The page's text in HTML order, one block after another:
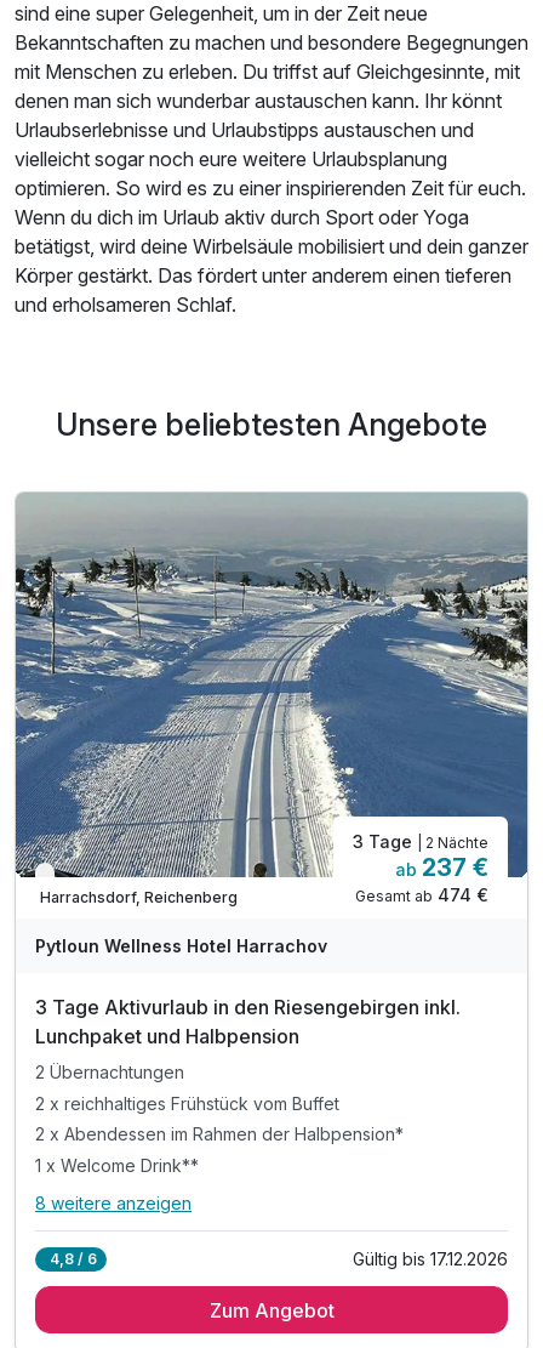
sind eine super Gelegenheit, um in der Zeit neue
Bekanntschaften zu machen und besondere Begegnungen
mit Menschen zu erleben. Du triffst auf Gleichgesinnte, mit
denen man sich wunderbar austauschen kann. Ihr könnt
Urlaubserlebnisse und Urlaubstipps austauschen und
vielleicht sogar noch eure weitere Urlaubsplanung
optimieren. So wird es zu einer inspirierenden Zeit für euch.
Wenn du dich im Urlaub aktiv durch Sport oder Yoga
betätigst, wird deine Wirbelsäule mobilisiert und dein ganzer
Körper gestärkt. Das fördert unter anderem einen tieferen
und erholsameren Schlaf.
Unsere beliebtesten Angebote
Verfügbar bis Dezember
Harrachsdorf, Reichenberg
3 Tage | 2 Nächte
ab 237 €
Gesamt ab 474 €
Pytloun Wellness Hotel Harrachov
3 Tage Aktivurlaub in den Riesengebirgen inkl.
Lunchpaket und Halbpension
2 Übernachtungen
2 x reichhaltiges Frühstück vom Buffet
2 x Abendessen im Rahmen der Halbpension*
1 x Welcome Drink**
Alle Inklusivleistungen
2 x reichhaltiges Frühstück vom Buffet
8 weitere anzeigen
4,8 / 6 Gültig bis 17.12.2026
Zum Angebot